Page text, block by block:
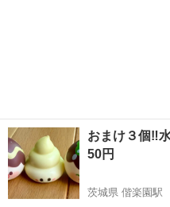
おまけ３個‼️
50円
茨城県 偕楽園駅